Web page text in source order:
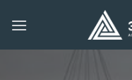
qua